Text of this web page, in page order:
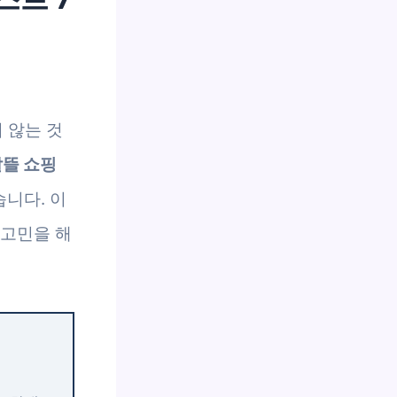
않는 것
쇼핑
다. 이
민을 해